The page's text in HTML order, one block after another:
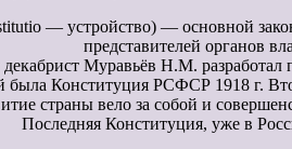
— устройство) — основной
представителей органов
Муравьёв Н.М. разработал
была Конституция РСФСР 1918 г.
страны вело за собой и
Последняя Конституция, уже в